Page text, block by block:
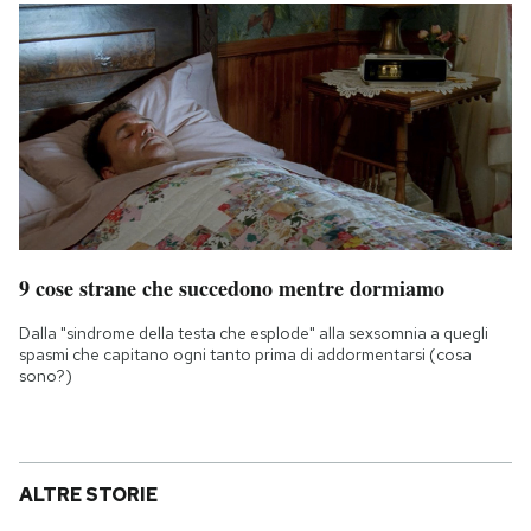
9 cose strane che succedono mentre dormiamo
Dalla "sindrome della testa che esplode" alla sexsomnia a quegli
spasmi che capitano ogni tanto prima di addormentarsi (cosa
sono?)
ALTRE STORIE